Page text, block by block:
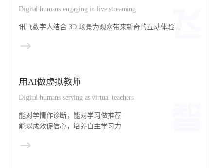
Digital humans engaging in live streaming
讯飞数字人结合 3D 场景为观众带来新奇的互动体验...
用AI做虚拟教师
Digital humans serving as virtual teachers
能对学情作诊断，能对学习做推荐
能以成效促信心，培养自主学习力